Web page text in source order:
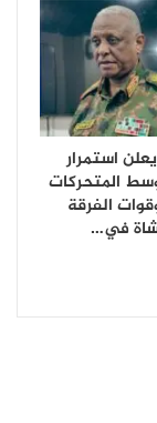
استمرار
المتحركات
الفرقة
في…